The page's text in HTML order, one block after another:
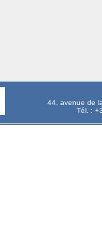
44, avenue de
Tél. :